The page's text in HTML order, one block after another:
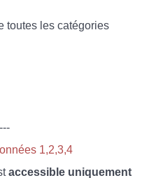
toutes les catégories
1,2,3,4
accessible uniquement